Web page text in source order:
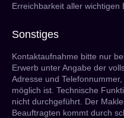
Erreichbarkeit aller wichtigen
Sonstiges
Kontaktaufnahme bitte nur
Erwerb unter Angabe der
Adresse und
möglich ist. Technische
nicht durchgeführt. Der
Beauftragten kommt durch